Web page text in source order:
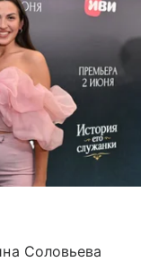
Соловьева